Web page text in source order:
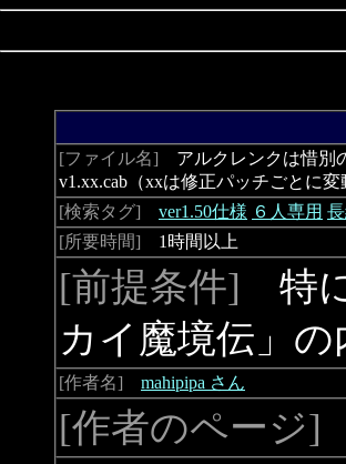
[ファイル名] アルクレンクは惜別
v1.xx.cab（xxは修正パッチごとに変
[検索タグ] ver1.50仕様 ６人専用
[所要時間] 1時間以上
[前提条件] 特
カイ魔境伝」
[作者名] mahipipa さん
[作者のページ]